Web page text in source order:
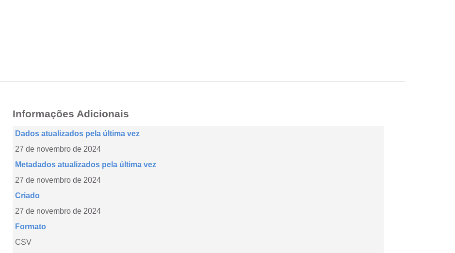
Informações Adicionais
Dados atualizados pela última vez
27 de novembro de 2024
Metadados atualizados pela última vez
27 de novembro de 2024
Criado
27 de novembro de 2024
Formato
CSV